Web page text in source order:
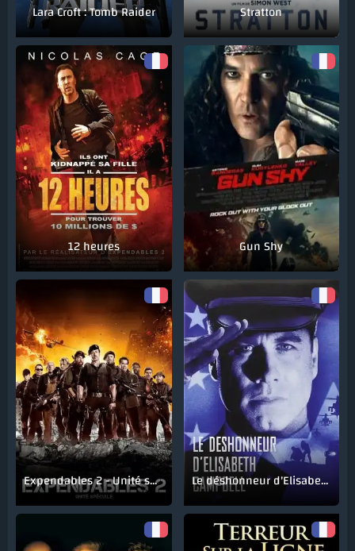
Lara Croft : Tomb Raider Stratton
12 heures Gun Shy
Expendables 2 - Unité spéciale Le déshonneur d'Elisabeth Campbell